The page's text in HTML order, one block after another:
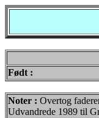
Født :
Noter : Overtog
Udvandrede 1989 til